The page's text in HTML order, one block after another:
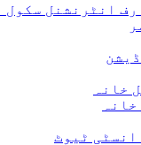
انٹرنشنل سکول
خانہ
انسٹی ٹیوٹ